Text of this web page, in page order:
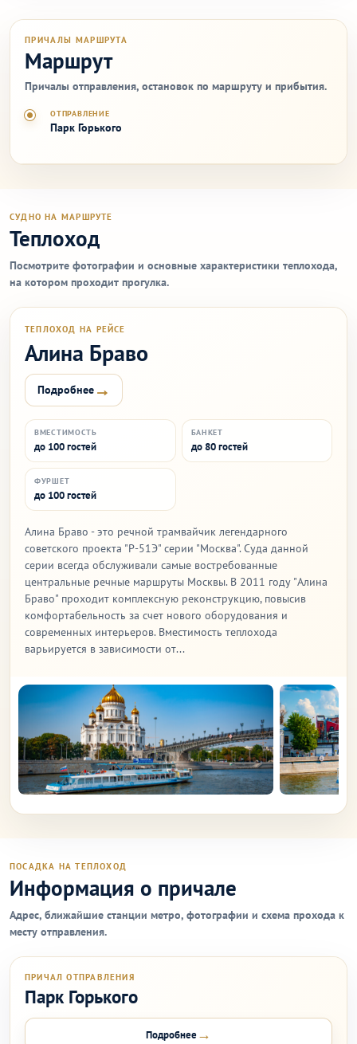
ПРИЧАЛЫ МАРШРУТА
Маршрут
Причалы отправления, остановок по маршруту и прибытия.
ОТПРАВЛЕНИЕ
Парк Горького
СУДНО НА МАРШРУТЕ
Теплоход
Посмотрите фотографии и основные характеристики теплохода,
на котором проходит прогулка.
ТЕПЛОХОД НА РЕЙСЕ
Алина Браво
Подробнее →
ВМЕСТИМОСТЬ
до 100 гостей
БАНКЕТ
до 80 гостей
ФУРШЕТ
до 100 гостей
Алина Браво - это речной трамвайчик легендарного
советского проекта "Р-51Э" серии "Москва". Суда данной
серии всегда обслуживали самые востребованные
центральные речные маршруты Москвы. В 2011 году "Алина
Браво" проходит комплексную реконструкцию, повысив
комфортабельность за счет нового оборудования и
современных интерьеров. Вместимость теплохода
варьируется в зависимости от...
ПОСАДКА НА ТЕПЛОХОД
Информация о причале
Адрес, ближайшие станции метро, фотографии и схема прохода к
месту отправления.
ПРИЧАЛ ОТПРАВЛЕНИЯ
Парк Горького
Подробнее→